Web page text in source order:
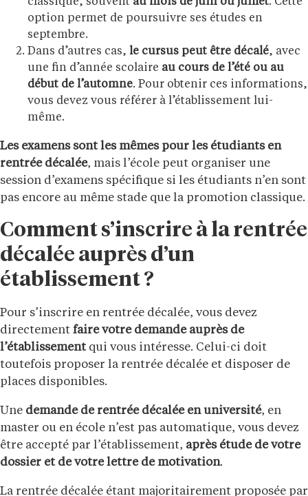
classique, souvent au mois de juin ou juillet. Cette
option permet de poursuivre ses études en
septembre.
Dans d’autres cas, le cursus peut être décalé, avec
une fin d’année scolaire au cours de l’été ou au
début de l’automne. Pour obtenir ces informations,
vous devez vous référer à l’établissement lui-
même.
Les examens sont les mêmes pour les étudiants en
rentrée décalée, mais l’école peut organiser une
session d’examens spécifique si les étudiants n’en sont
pas encore au même stade que la promotion classique.
Comment s’inscrire à la rentrée
décalée auprès d’un
établissement ?
Pour s’inscrire en rentrée décalée, vous devez
directement faire votre demande auprès de
l’établissementqui vous intéresse. Celui-ci doit
toutefois proposer la rentrée décalée et disposer de
places disponibles.
Une demande de rentrée décalée en université, en
master ou en école n’est pas automatique, vous devez
être accepté par l’établissement, après étude de votre
dossier et de votre lettre de motivation.
La rentrée décalée étant majoritairement proposée par